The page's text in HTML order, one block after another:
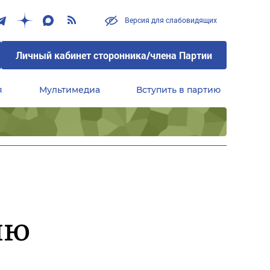
Версия для слабовидящих
Личный кабинет сторонника/члена Партии
Мультимедиа Вступить в партию